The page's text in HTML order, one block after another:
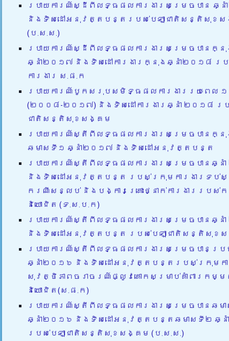
របាយការណ៍ស្ដីពីលទ្ធផលការងារសម្រេចបាន ឆ្
និងទិសដៅអនុវត្តបន្តរបស់បេឡាជាតិសន្តិសុខ
(ប.ស.ស.)
របាយការណ៍ស្ដីពីលទ្ធផលការងារសម្រេចបានក្
ឆ្នាំ២០១៧ និងទិសដៅការងារក្នុងឆ្នាំ២០១៨
ការងារ ស.ផ.ក
របាយការណ៍បូកសរុបសមិទ្ធផលការងាររយៈពេល ១
(២០០៨-២០១៧) និងទិសដៅការងារឆ្នាំ ២០១៨ រប
ជាតិសន្តិសុខសង្គម
របាយការណ៍ស្តីពីលទ្ធផលការងារសម្រេចបានក្
ឆមាសទី១ ឆ្នាំ២០១៧ និងទិសដៅអនុវត្តបន្ត
របាយការណ៍ស្តីពីលទ្ធផលការងារសម្រេចបានឆ្ន
និងទិសដៅអនុវត្តបន្ត របស់ក្រុមការងារទប់ស្
ករណីសន្លប់ និងបង្ការគ្រោះថ្នាក់ការងាររប
និយោជិត (ទ.ស.ប.ក)
របាយការណ៍ស្តីពីលទ្ធផលការងារសម្រេចបានឆ្ន
និងទិសដៅអនុវត្តបន្ត របស់បេឡាជាតិសន្តិសុខ
របាយការណ៍ស្តីពីលទ្ធផលការងារសម្រេចបានប្រ
ឆ្នាំ២០១៦ និងទិសដៅអនុវត្តបន្តរបស់ក្រុមកា
សុវត្ថិភាពចរាចរណ៍ផ្លូវគោកសម្រាប់គាំពារកម្
និយោជិត(ស.ផ.ក)
របាយការណ៍ស្តីពីលទ្ធផលការងារសម្រេចបានឆម
ឆ្នាំ២០១៦ និងទិសដៅអនុវត្តបន្តឆមាសទី២ ឆ្ន
របស់បេឡាជាតិសន្តិសុខសង្គម (ប.ស.ស.)